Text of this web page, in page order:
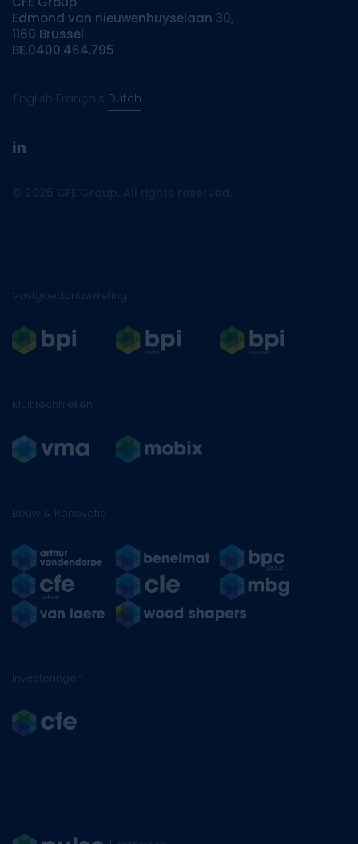
Edmond van nieuwenhuyselaan 30,
1160 Brussel
BE.0400.464.795
English Français Dutch
linkedin
Vastgoedontwikkeling
Multitechnieken
Bouw & Renovatie
Investeringen